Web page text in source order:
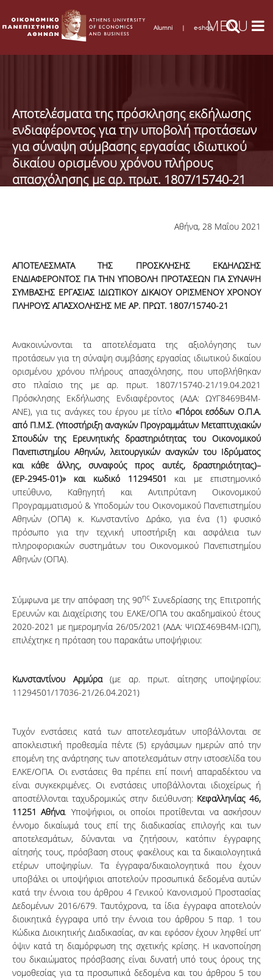
Alumni | e-shop
Αποτελέσματα της πρόσκλησης εκδήλωσης
ενδιαφέροντος για την υποβολή προτάσεων
για σύναψη σύμβασης εργασίας ιδιωτικού
δικαίου ορισμένου χρόνου πλήρους
απασχόλησης με αρ. πρωτ. 1807/15740-21
Αθήνα, 28 Μαΐου 2021
ΑΠΟΤΕΛΕΣΜΑΤΑ ΤΗΣ ΠΡΟΣΚΛΗΣΗΣ ΕΚΔΗΛΩΣΗΣ
ΕΝΔΙΑΦΕΡΟΝΤΟΣ ΓΙΑ ΤΗΝ ΥΠΟΒΟΛΗ ΠΡΟΤΑΣΕΩΝ ΓΙΑ ΣΥΝΑΨΗ
ΣΥΜΒΑΣΗΣ ΕΡΓΑΣΙΑΣ ΙΔΙΩΤΙΚΟΥ ΔΙΚΑΙΟΥ ΟΡΙΣΜΕΝΟΥ ΧΡΟΝΟΥ
ΠΛΗΡΟΥΣ ΑΠΑΣΧΟΛΗΣΗΣ ΜΕ ΑΡ. ΠΡΩΤ. 1807/15740-21
Ανακοινώνονται τα αποτελέσματα της αξιολόγησης των
προτάσεων για τη σύναψη συμβάσης εργασίας ιδιωτικού δικαίου
ορισμένου χρόνου πλήρους απασχόλησης, που υποβλήθηκαν
στο πλαίσιο της με αρ. πρωτ. 1807/15740-21/19.04.2021
Πρόσκλησης Εκδήλωσης Ενδιαφέροντος (ΑΔΑ: ΩΥΓ8469Β4Μ-
ΑΝΕ), για τις ανάγκες του έργου με τίτλο «Πόροι εσόδων Ο.Π.Α.
από Π.Μ.Σ. (Υποστήριξη αναγκών Προγραμμάτων Μεταπτυχιακών
Σπουδών της Ερευνητικής δραστηριότητας του Οικονομικού
Πανεπιστημίου Αθηνών, λειτουργικών αναγκών του Ιδρύματος
και κάθε άλλης, συναφούς προς αυτές, δραστηριότητας)–
(ΕΡ-2945-01)» και κωδικό 11294501 και με επιστημονικό
υπεύθυνο, Καθηγητή και Αντιπρύτανη Οικονομικού
Προγραμματισμού & Υποδομών του Οικονομικού Πανεπιστημίου
Αθηνών (ΟΠΑ) κ. Κωνσταντίνο Δράκο, για ένα (1) φυσικό
πρόσωπο για την τεχνική υποστήριξη και ασφάλεια των
πληροφοριακών συστημάτων του Οικονομικού Πανεπιστημίου
Αθηνών (ΟΠΑ).
Σύμφωνα με την απόφαση της 90ης Συνεδρίασης της Επιτροπής
Ερευνών και Διαχείρισης του ΕΛΚΕ/ΟΠΑ του ακαδημαϊκού έτους
2020-2021 με ημερομηνία 26/05/2021 (ΑΔΑ: ΨΙΩΣ469Β4Μ-ΙΩΠ),
επιλέχτηκε η πρόταση του παρακάτω υποψήφιου:
Κωνσταντίνου Αρμύρα (με αρ. πρωτ. αίτησης υποψηφίου:
11294501/17036-21/26.04.2021)
Τυχόν ενστάσεις κατά των αποτελεσμάτων υποβάλλονται σε
αποκλειστική προθεσμία πέντε (5) εργάσιμων ημερών από την
επομένη της ανάρτησης των αποτελεσμάτων στην ιστοσελίδα του
ΕΛΚΕ/ΟΠΑ. Οι ενστάσεις θα πρέπει επί ποινή απαραδέκτου να
είναι συγκεκριμένες. Οι ενστάσεις υποβάλλονται ιδιοχείρως ή
αποστέλλονται ταχυδρομικώς στην διεύθυνση: Κεφαλληνίας 46,
11251 Αθήνα. Υποψήφιοι, οι οποίοι προτίθενται να ασκήσουν
έννομο δικαίωμά τους επί της διαδικασίας επιλογής και των
αποτελεσμάτων, δύνανται να ζητήσουν, κατόπιν έγγραφης
αίτησής τους, πρόσβαση στους φακέλους και τα δικαιολογητικά
ετέρων υποψηφίων. Τα έγγραφα/δικαιολογητικά που έχουν
υποβάλει οι υποψήφιοι αποτελούν προσωπικά δεδομένα αυτών
κατά την έννοια του άρθρου 4 Γενικού Κανονισμού Προστασίας
Δεδομένων 2016/679. Ταυτόχρονα, τα ίδια έγγραφα αποτελούν
διοικητικά έγγραφα υπό την έννοια του άρθρου 5 παρ. 1 του
Κώδικα Διοικητικής Διαδικασίας, αν και εφόσον έχουν ληφθεί υπ’
όψιν κατά τη διαμόρφωση της σχετικής κρίσης. Η ικανοποίηση
του δικαιώματος πρόσβασης είναι δυνατή υπό τους όρους της
νομοθεσίας για τα προσωπικά δεδομένα και του άρθρου 5 του